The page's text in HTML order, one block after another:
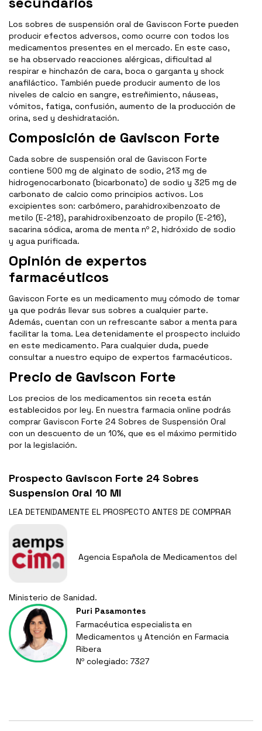
Los sobres de suspensión oral de Gaviscon Forte pueden
producir efectos adversos, como ocurre con todos los
medicamentos presentes en el mercado. En este caso,
se ha observado reacciones alérgicas, dificultad al
respirar e hinchazón de cara, boca o garganta y shock
anafiláctico. También puede producir aumento de los
niveles de calcio en sangre, estreñimiento, náuseas,
vómitos, fatiga, confusión, aumento de la producción de
orina, sed y deshidratación.
Composición de Gaviscon Forte
Cada sobre de suspensión oral de Gaviscon Forte
contiene 500 mg de alginato de sodio, 213 mg de
hidrogenocarbonato (bicarbonato) de sodio y 325 mg de
carbonato de calcio como principios activos. Los
excipientes son: carbómero, parahidroxibenzoato de
metilo (E-218), parahidroxibenzoato de propilo (E-216),
sacarina sódica, aroma de menta nº 2, hidróxido de sodio
y agua purificada.
Opinión de expertos
farmacéuticos
Gaviscon Forte es un medicamento muy cómodo de tomar
ya que podrás llevar sus sobres a cualquier parte.
Además, cuentan con un refrescante sabor a menta para
facilitar la toma. Lea detenidamente el prospecto incluido
en este medicamento. Para cualquier duda, puede
consultar a nuestro equipo de expertos farmacéuticos.
Precio de Gaviscon Forte
Los precios de los medicamentos sin receta están
establecidos por ley. En nuestra farmacia online podrás
comprar Gaviscon Forte 24 Sobres de Suspensión Oral
con un descuento de un 10%, que es el máximo permitido
por la legislación.
Prospecto Gaviscon Forte 24 Sobres
Suspension Oral 10 Ml
LEA DETENIDAMENTE EL PROSPECTO ANTES DE COMPRAR
Agencia Española de Medicamentos del
Ministerio de Sanidad.
Puri Pasamontes
Farmacéutica especialista en
Medicamentos y Atención en Farmacia
Ribera
Nº colegiado: 7327